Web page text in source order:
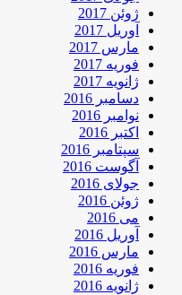
ژوئن 2017
آوریل 2017
مارس 2017
فوریه 2017
ژانویه 2017
دسامبر 2016
نوامبر 2016
اکتبر 2016
سپتامبر 2016
آگوست 2016
جولای 2016
ژوئن 2016
می 2016
آوریل 2016
مارس 2016
فوریه 2016
ژانویه 2016